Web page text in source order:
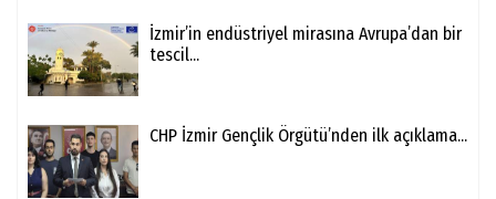
İzmir’in endüstriyel mirasına Avrupa’dan bir
tescil...
CHP İzmir Gençlik Örgütü’nden ilk açıklama...